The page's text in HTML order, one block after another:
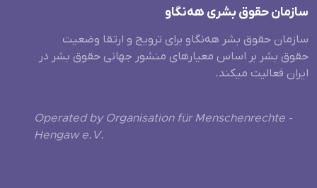
سازمان حقوق بشری هەنگاو
سازمان حقوق بشر هه‌نگاو برای ترویج و ارتقا وضعیت
حقوق بشر بر اساس معیارهای منشور جهانی حقوق بشر در
ایران فعالیت میکند.
Operated by Organisation für Menschenrechte -
Hengaw e.V.